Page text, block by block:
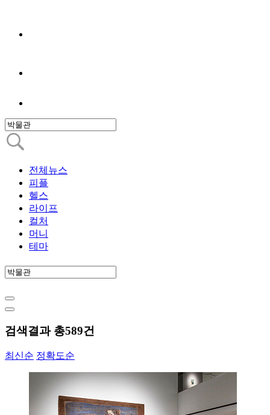
전체뉴스
피플
헬스
라이프
컬처
머니
테마
검색결과 총589건
최신순 정확도순